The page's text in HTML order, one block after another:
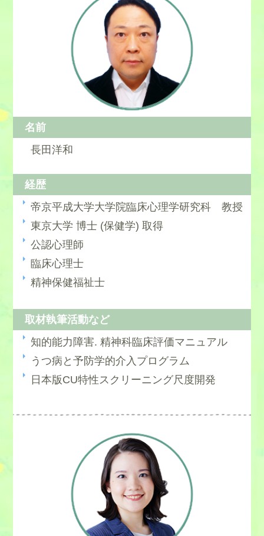
名前
長田洋和
経歴
帝京平成大学大学院臨床心理学研究科 教授
東京大学 博士 (保健学) 取得
公認心理師
臨床心理士
精神保健福祉士
取材執筆活動など
知的能力障害. 精神科臨床評価マニュアル
うつ病と予防学的介入プログラム
日本版CU特性スクリーニング尺度開発